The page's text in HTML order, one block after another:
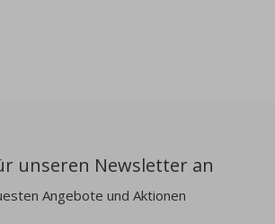
unseren Newsletter an
Angebote und Aktionen